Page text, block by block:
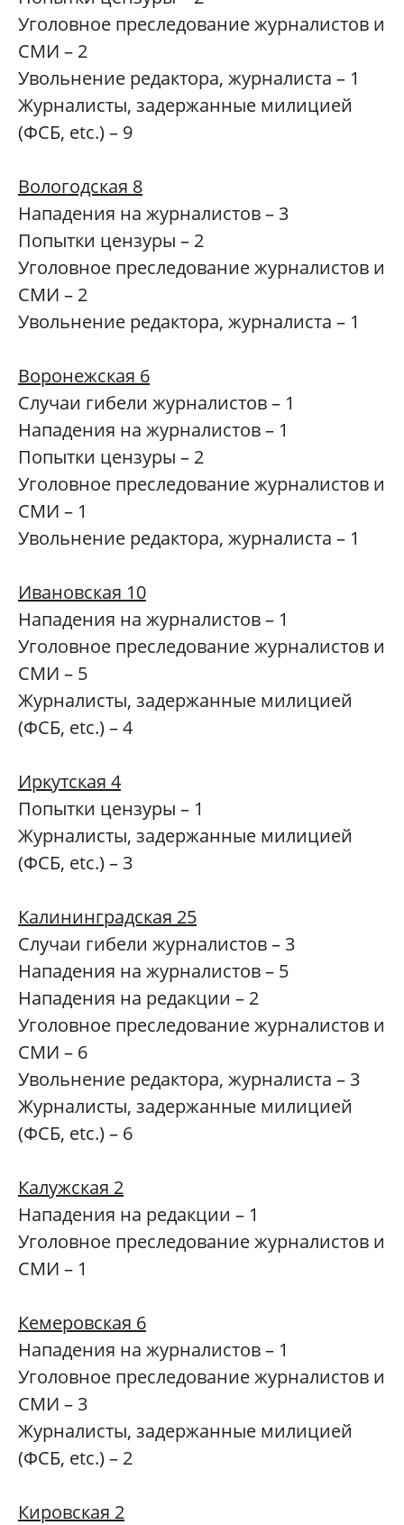
Уголовное преследование журналистов и
СМИ – 2
Увольнение редактора, журналиста – 1
Журналисты, задержанные милицией
(ФСБ, etc.) – 9
Вологодская 8
Нападения на журналистов – 3
Попытки цензуры – 2
Уголовное преследование журналистов и
СМИ – 2
Увольнение редактора, журналиста – 1
Воронежская 6
Случаи гибели журналистов – 1
Нападения на журналистов – 1
Попытки цензуры – 2
Уголовное преследование журналистов и
СМИ – 1
Увольнение редактора, журналиста – 1
Ивановская 10
Нападения на журналистов – 1
Уголовное преследование журналистов и
СМИ – 5
Журналисты, задержанные милицией
(ФСБ, etc.) – 4
Иркутская 4
Попытки цензуры – 1
Журналисты, задержанные милицией
(ФСБ, etc.) – 3
Калининградская 25
Случаи гибели журналистов – 3
Нападения на журналистов – 5
Нападения на редакции – 2
Уголовное преследование журналистов и
СМИ – 6
Увольнение редактора, журналиста – 3
Журналисты, задержанные милицией
(ФСБ, etc.) – 6
Калужская 2
Нападения на редакции – 1
Уголовное преследование журналистов и
СМИ – 1
Кемеровская 6
Нападения на журналистов – 1
Уголовное преследование журналистов и
СМИ – 3
Журналисты, задержанные милицией
(ФСБ, etc.) – 2
Кировская 2